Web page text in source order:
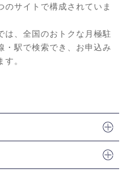
のサイトで構成されていま
は、全国のおトクな月極駐
・駅で検索でき、お申込み
。